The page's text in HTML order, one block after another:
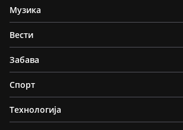
Музика
Вести
Забава
Спорт
Технологија